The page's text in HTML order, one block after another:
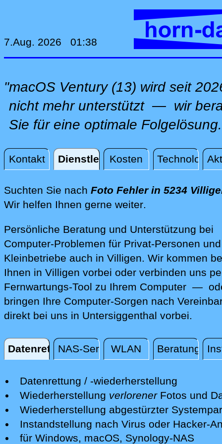
7.Aug. 2026 01:38
"macOS Ventury (13) wird seit
nicht mehr unterstützt — wir
Sie für eine optimale
Kontakt Dienstleistungen
Kosten Technologie
Dienstleistungen
Suchten Sie nach Foto Fehler in 5234
Wir helfen Ihnen gerne weiterdirekt vor Ort in
.
Persönliche Beratung und Unterstützung bei
Computer-Problemen für Privat-Personen und
Kleinbetriebe auch in Villigen. Wir kommen
Ihnen in Villigen vorbei oder verbinden uns
Fernwartungs-Tool zu Ihrem Computer —
bringen Ihre Computer-Sorgen nach
direkt bei uns in Untersiggenthal vorbei.
DatenrettungNAS-ServerWLAN Beratung
Datenrettung
Datenrettung / -wiederherstellung
Wir retten Ihre verlorenen Daten mit
professionellen Mitteln.
Nach einer ersten kostenfreien
Schadens unterbreiten wir Ihnen ein
Wiederherstellung verlorenerFotos und
Nach einer erfolgreichen Datenrettung
wir Ihre Fotos und andere Dateien auf
neuen Datenträger bereit.
Wiederherstellung abgestürzter
Wir retten Systempartitionen und
System wieder bootfähig - soweit
Instandstellung nach Virus oder Hacker-
Wir isolieren die Gefahren und
für Windows, macOS, Synology-NAS